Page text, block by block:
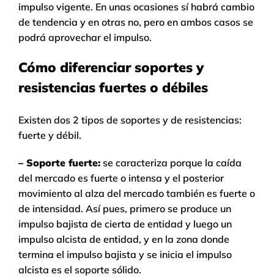
impulso vigente. En unas ocasiones sí habrá cambio
de tendencia y en otras no, pero en ambos casos se
podrá aprovechar el impulso.
Cómo diferenciar soportes y
resistencias fuertes o débiles
Existen dos 2 tipos de soportes y de resistencias:
fuerte y débil.
– Soporte fuerte: se caracteriza porque la caída
del mercado es fuerte o intensa y el posterior
movimiento al alza del mercado también es fuerte o
de intensidad. Así pues, primero se produce un
impulso bajista de cierta de entidad y luego un
impulso alcista de entidad, y en la zona donde
termina el impulso bajista y se inicia el impulso
alcista es el soporte sólido.